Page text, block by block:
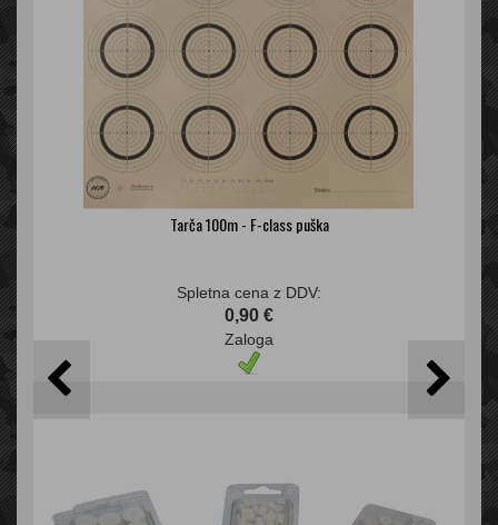
Tarča 100m - F-class puška
Spletna cena z DDV:
0,90 €
Zaloga